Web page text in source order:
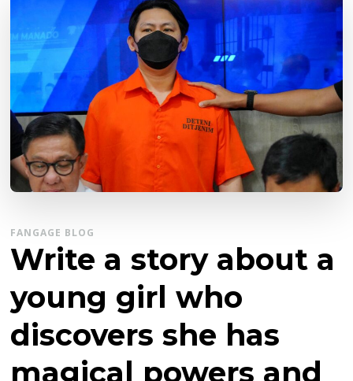
FANGAGE BLOG
Write a story about a
young girl who
discovers she has
magical powers and